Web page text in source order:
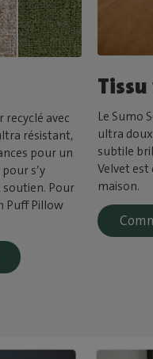
recyclé avec
résistant,
pour un
s’y
Pour
Puff Pillow
Le Sumo
ultra
subtile
Velvet
maison.